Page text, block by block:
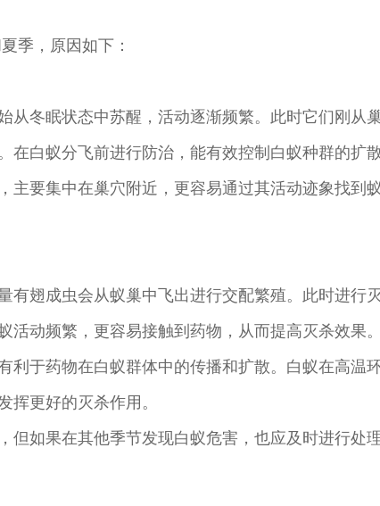
季，原因如下：
从冬眠状态中苏醒，活动逐渐频繁。此时它们刚从
白蚁分飞前进行防治，能有效控制白蚁种群的扩散
主要集中在巢穴附近，更容易通过其活动迹象找到
有翅成虫会从蚁巢中飞出进行交配繁殖。此时进行
动频繁，更容易接触到药物，从而提高灭杀效果。
利于药物在白蚁群体中的传播和扩散。白蚁在高温
挥更好的灭杀作用。
但如果在其他季节发现白蚁危害，也应及时进行处